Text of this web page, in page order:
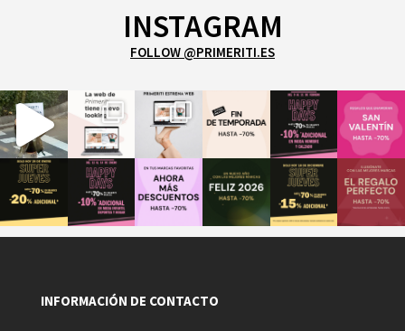
INSTAGRAM
FOLLOW @PRIMERITI.ES
INFORMACIÓN DE CONTACTO